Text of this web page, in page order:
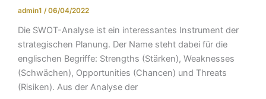
admin1 /06/04/2022
Die SWOT-Analyse ist ein interessantes Instrument der
strategischen Planung. Der Name steht dabei für die
englischen Begriffe: Strengths (Stärken), Weaknesses
(Schwächen), Opportunities (Chancen) und Threats
(Risiken). Aus der Analyse der